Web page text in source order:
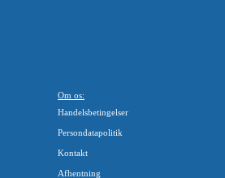
Om os:
Handelsbetingelser
Persondatapolitik
Kontakt
Afhentning